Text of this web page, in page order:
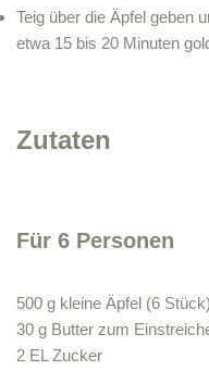
Teig über die Äpfel geben
etwa 15 bis 20 Minuten
Zutaten
Für 6 Personen
500 g kleine Äpfel (6 Stück)
30 g Butter zum
2 EL Zucker